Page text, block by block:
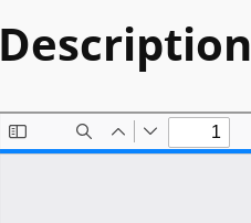
Description